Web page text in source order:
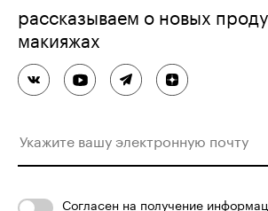
рассказываем о новых
макияжах
Согласен на получение